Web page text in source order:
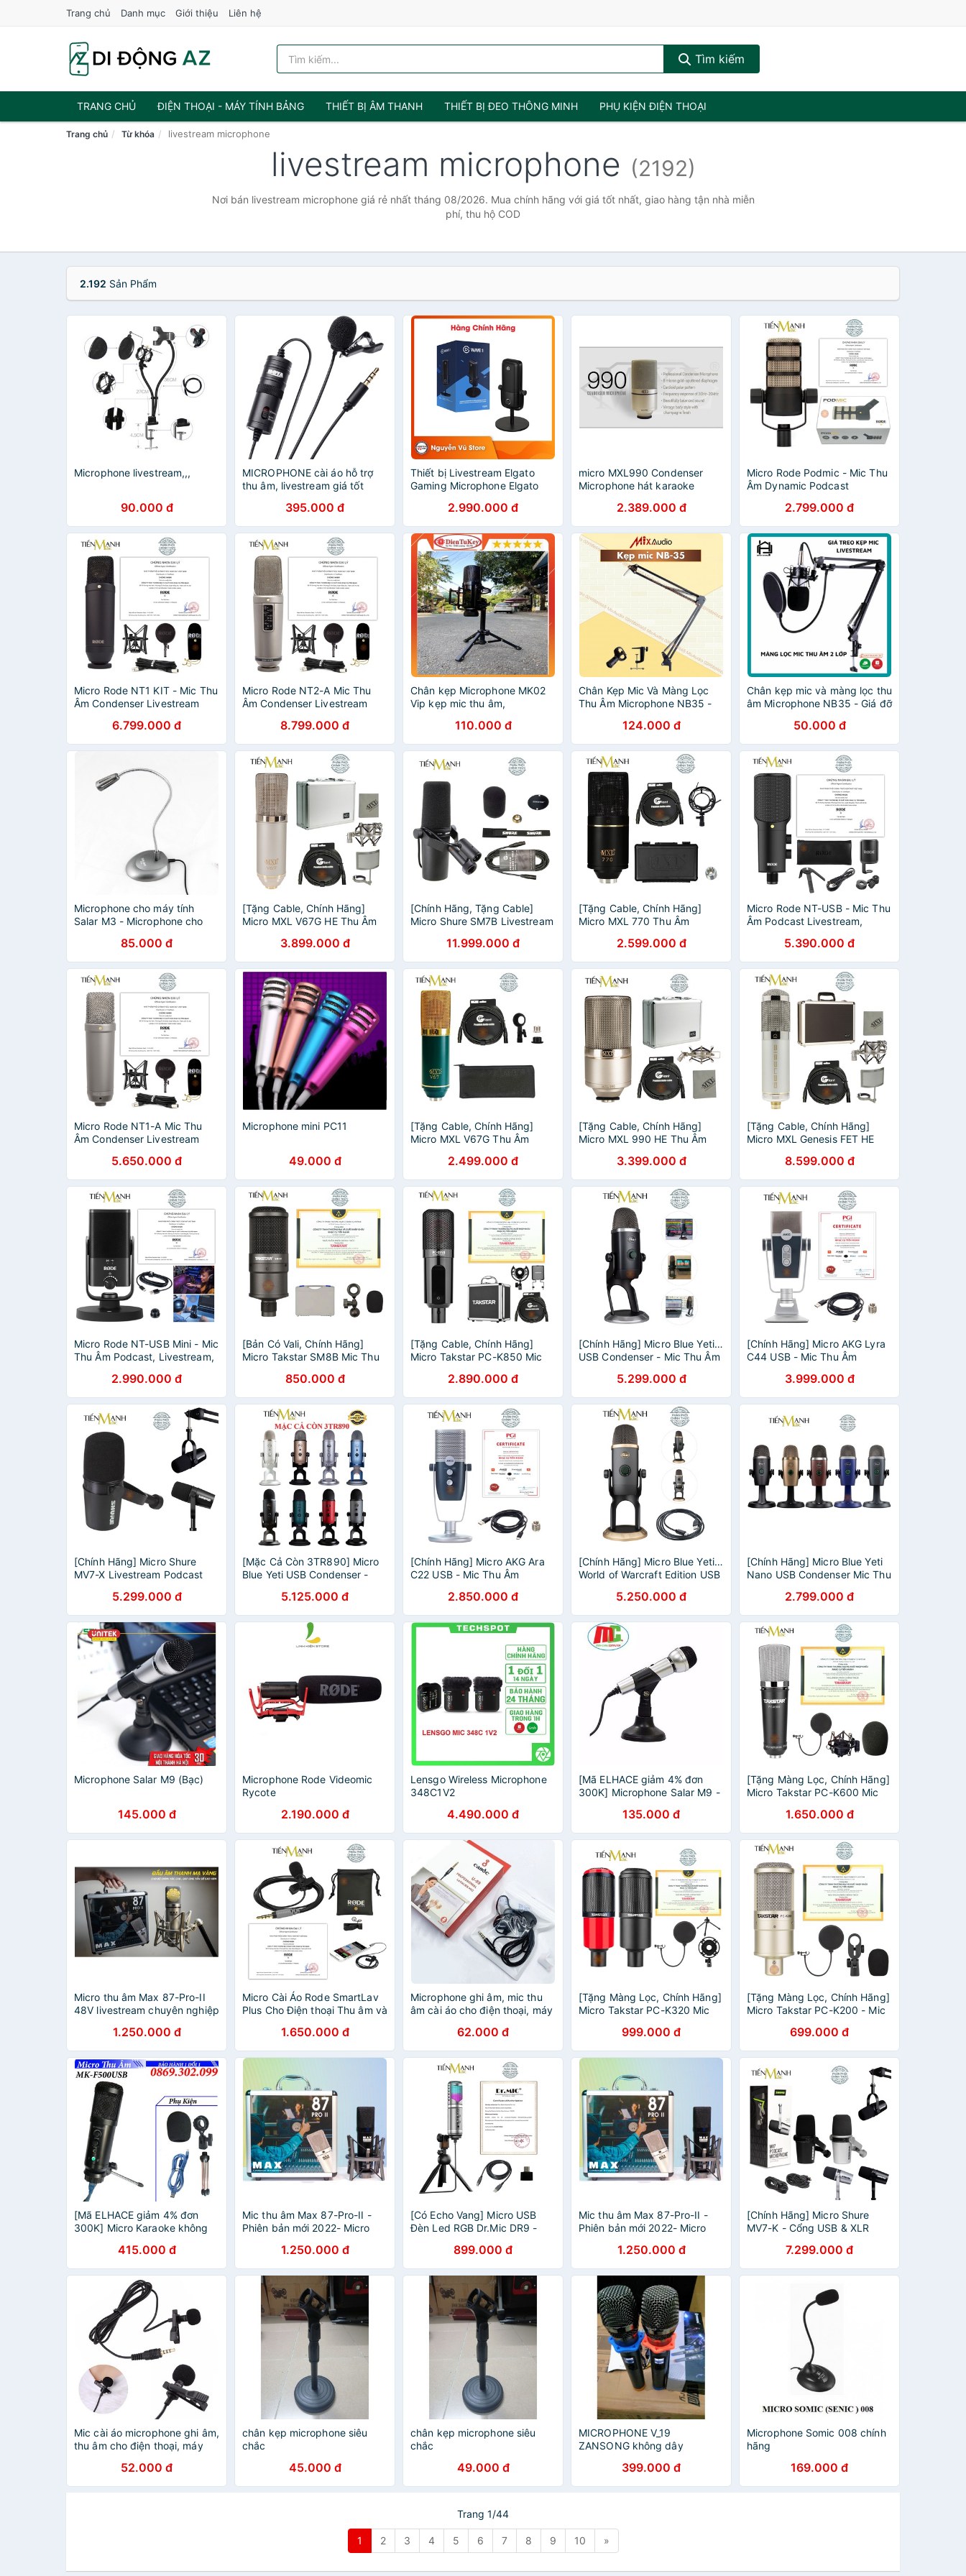
Trang chủ Danh mục Giới thiệu Liên hệ
Tìm kiếm
TRANG CHỦ ĐIỆN THOẠI - MÁY TÍNH BẢNG THIẾT BỊ ÂM THANH THIẾT BỊ ĐEO THÔNG MINH PHỤ KIỆN ĐIỆN THOẠI
Trang chủ Từ khóa livestream microphone
livestream microphone (2192)
Nơi bán livestream microphone giá rẻ nhất tháng 08/2026. Mua chính hãng với giá tốt nhất, giao hàng tận nhà miễn
phí, thu hộ COD
2.192 Sản Phẩm
Microphone livestream,,,
90.000 đ
MICROPHONE cài áo hỗ trợ
thu âm, livestream giá tốt
395.000 đ
Thiết bị Livestream Elgato
Gaming Microphone Elgato
2.990.000 đ
micro MXL990 Condenser
Microphone hát karaoke
bảo hành 12 tháng
2.389.000 đ
Micro Rode Podmic - Mic Thu
Âm Dynamic Podcast
Microphone Pod mic
2.799.000 đ
Micro Rode NT1 KIT - Mic Thu
Âm Condenser Livestream
Nghiệp Microphone Cardioid
NT1KIT
6.799.000 đ
Micro Rode NT2-A Mic Thu
Âm Condenser Livestream
Nghiệp NT2 Microphone
NT2A
8.799.000 đ
Chân kẹp Microphone MK02
Vip kẹp mic thu âm,
bàn loại cao cấp
110.000 đ
Chân Kẹp Mic Và Màng Lọc
Thu Âm Microphone NB35 -
Livestream124.000 đ
Chân kẹp mic và màng lọc thu
âm Microphone NB35 - Giá đỡ
50.000 đ
Microphone cho máy tính
Salar M3 - Microphone cho
85.000 đ
[Tặng Cable, Chính Hãng]
Micro MXL V67G HE Thu Âm
MXLV67G Heritage Edition
Microphone V67
3.899.000 đ
[Chính Hãng, Tặng Cable]
Micro Shure SM7B Livestream
Thu Studio Microphone Biểu
Diễn
11.999.000 đ
[Tặng Cable, Chính Hãng]
Micro MXL 770 Thu Âm
Phòng Thu Studio MXL770
Microphone Cardioid
2.599.000 đ
Micro Rode NT-USB - Mic Thu
Âm Podcast Livestream,
Microphone Phòng Thu Studio
NT USB
5.390.000 đ
Micro Rode NT1-A Mic Thu
Âm Condenser Livestream
Nghiệp NT1 Microphone
Cardioid NT1A
5.650.000 đ
Microphone mini PC11
49.000 đ
[Tặng Cable, Chính Hãng]
Micro MXL V67G Thu Âm
Studio MXLV67G Heritage
Edition Microphone V67
2.499.000 đ
[Tặng Cable, Chính Hãng]
Micro MXL 990 HE Thu Âm
MXL990 Heritage Edition
Microphone MXL990HE
3.399.000 đ
[Tặng Cable, Chính Hãng]
Micro MXL Genesis FET HE
Thu Studio Heritage Edition
Microphone
8.599.000 đ
Micro Rode NT-USB Mini - Mic
Thu Âm Podcast, Livestream,
Microphone Phòng Thu Studio
NT USB
2.990.000 đ
[Bản Có Vali, Chính Hãng]
Micro Takstar SM8B Mic Thu
Phòng Thu Studio Microphone
SM-8B
850.000 đ
[Tặng Cable, Chính Hãng]
Micro Takstar PC-K850 Mic
Thu Studio PC K850
Microphone PCK850
2.890.000 đ
[Chính Hãng] Micro Blue Yeti X
USB Condenser - Mic Thu Âm
ASMR Microphone Phòng Thu
Studio
5.299.000 đ
[Chính Hãng] Micro AKG Lyra
C44 USB - Mic Thu Âm
ASMR C44USB Microphone
Phòng Thu Studio
3.999.000 đ
[Chính Hãng] Micro Shure
MV7-X Livestream Podcast
Studio Microphone Biểu Diễn
MV7
5.299.000 đ
[Mặc Cả Còn 3TR890] Micro
Blue Yeti USB Condenser -
Livestream, Radio, ASMR
Microphone Phòng Studio
5.125.000 đ
[Chính Hãng] Micro AKG Ara
C22 USB - Mic Thu Âm
ASMR C22USB Microphone
Phòng Thu Studio
2.850.000 đ
[Chính Hãng] Micro Blue Yeti X
World of Warcraft Edition USB
Podcast, Livestream, ASMR
Microphone
5.250.000 đ
[Chính Hãng] Micro Blue Yeti
Nano USB Condenser Mic Thu
Radio, ASMR Microphone
Phòng Thu Studio
2.799.000 đ
Microphone Salar M9 (Bạc)
145.000 đ
Microphone Rode Videomic
Rycote
2.190.000 đ
Lensgo Wireless Microphone
348C1V2
4.490.000 đ
[Mã ELHACE giảm 4% đơn
300K] Microphone Salar M9 -
135.000 đ
[Tặng Màng Lọc, Chính Hãng]
Micro Takstar PC-K600 Mic
Thu Studio PC K600
Microphone PCK600
1.650.000 đ
Micro thu âm Max 87-Pro-II
48V livestream chuyên nghiệp
Dùng cho phòng thu, karaoke
sân khấu
1.250.000 đ
Micro Cài Áo Rode SmartLav
Plus Cho Điện thoại Thu âm và
SmartLav+ Microphone Smart
Lav+
1.650.000 đ
Microphone ghi âm, mic thu
âm cài áo cho điện thoại, máy
và livestream62.000 đ
[Tặng Màng Lọc, Chính Hãng]
Micro Takstar PC-K320 Mic
Thu Studio PC K320
Microphone PCK320
999.000 đ
[Tặng Màng Lọc, Chính Hãng]
Micro Takstar PC-K200 - Mic
Thu Studio PC K200
Microphone PCK200
699.000 đ
[Mã ELHACE giảm 4% đơn
300K] Micro Karaoke không
dụng cổng USB 2.0 -
Microphone LiveStream
415.000 đ
Mic thu âm Max 87-Pro-II -
Phiên bản mới 2022- Micro
livestream chuyên nghiệp -
Condenser microphone -
1.250.000 đ
[Có Echo Vang] Micro USB
Đèn Led RGB Dr.Mic DR9 -
Microphone Cardioid DR09
Podcast, Livestream, Gaming
899.000 đ
Mic thu âm Max 87-Pro-II -
Phiên bản mới 2022- Micro
livestream chuyên nghiệp -
Condenser microphone -
1.250.000 đ
[Chính Hãng] Micro Shure
MV7-K - Cổng USB & XLR
Âm Phòng Studio MV7K
Microphone Biểu Diễn MV7
7.299.000 đ
Mic cài áo microphone ghi âm,
thu âm cho điện thoại, máy
video và livestream
52.000 đ
chân kẹp microphone siêu
chắc
45.000 đ
chân kẹp microphone siêu
chắc
49.000 đ
MICROPHONE V_19
ZANSONG không dây
399.000 đ
Microphone Somic 008 chính
hãng
169.000 đ
Trang 1/44
1 2 3 4 5 6 7 8 9 10 »